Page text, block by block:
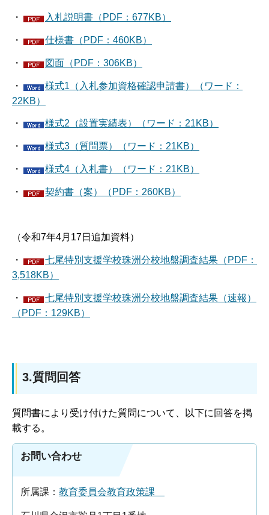
・ 入札説明書（PDF：677KB）
・ 仕様書（PDF：460KB）
・ 図面（PDF：306KB）
・
様式1（入札参加資格確認申請書）（ワード：
22KB）
・ 様式2（設置実績表）（ワード：21KB）
・ 様式3（質問票）（ワード：21KB）
・ 様式4（入札書）（ワード：21KB）
・ 契約書（案）（PDF：260KB）
（令和7年4月17日追加資料）
・
七尾特別支援学校珠洲分校地盤調査結果（PDF：
3,518KB）
・
七尾特別支援学校珠洲分校地盤調査結果（速報）
（PDF：129KB）
3.質問回答
質問書により受け付けた質問について、以下に回答を掲
載する。
お問い合わせ
所属課： 教育委員会教育政策課